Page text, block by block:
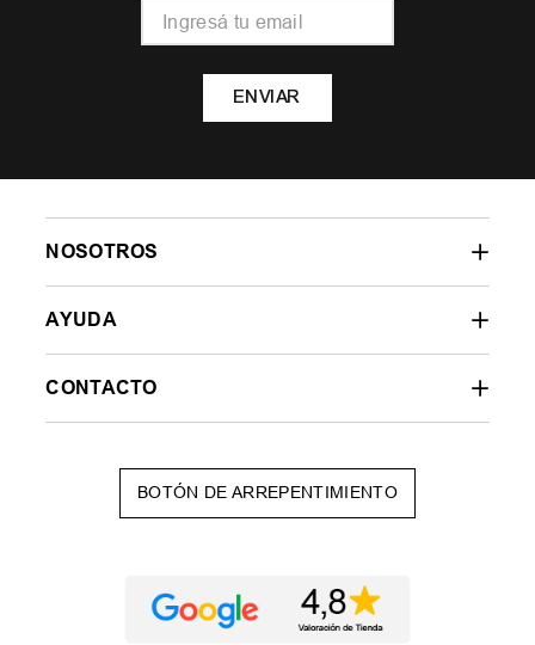
ENVIAR
NOSOTROS
AYUDA
CONTACTO
BOTÓN DE ARREPENTIMIENTO